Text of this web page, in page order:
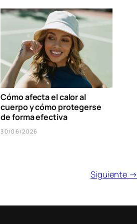
Cómo afecta el calor al
cuerpo y cómo protegerse
de forma efectiva
30/06/2026
Siguiente →